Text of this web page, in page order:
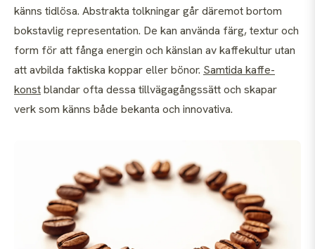
känns tidlösa. Abstrakta tolkningar går däremot bortom
bokstavlig representation. De kan använda färg, textur och
form för att fånga energin och känslan av kaffekultur utan
att avbilda faktiska koppar eller bönor. Samtida kaffe-
konstblandar ofta dessa tillvägagångssätt och skapar
verk som känns både bekanta och innovativa.